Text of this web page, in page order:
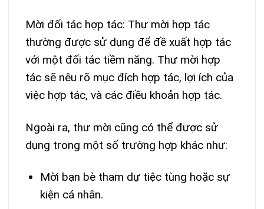
Mời đối tác hợp tác: Thư mời hợp tác
thường được sử dụng để đề xuất hợp tác
với một đối tác tiềm năng. Thư mời hợp
tác sẽ nêu rõ mục đích hợp tác, lợi ích của
việc hợp tác, và các điều khoản hợp tác.
Ngoài ra, thư mời cũng có thể được sử
dụng trong một số trường hợp khác như:
Mời bạn bè tham dự tiệc tùng hoặc sự
kiện cá nhân.